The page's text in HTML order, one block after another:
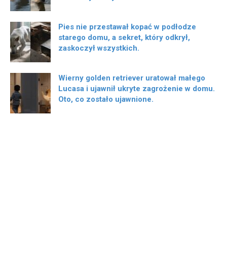
Pies nie przestawał kopać w podłodze
starego domu, a sekret, który odkrył,
zaskoczył wszystkich.
Wierny golden retriever uratował małego
Lucasa i ujawnił ukryte zagrożenie w domu.
Oto, co zostało ujawnione.